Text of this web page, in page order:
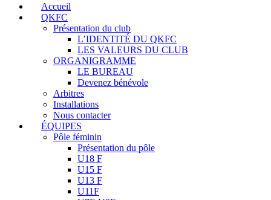
Accueil
QKFC
Présentation du club
L’IDENTITÉ DU QKFC
LES VALEURS DU CLUB
ORGANIGRAMME
LE BUREAU
Devenez bénévole
Arbitres
Installations
Nous contacter
ÉQUIPES
Pôle féminin
Présentation du pôle
U18 F
U15 F
U13 F
U11F